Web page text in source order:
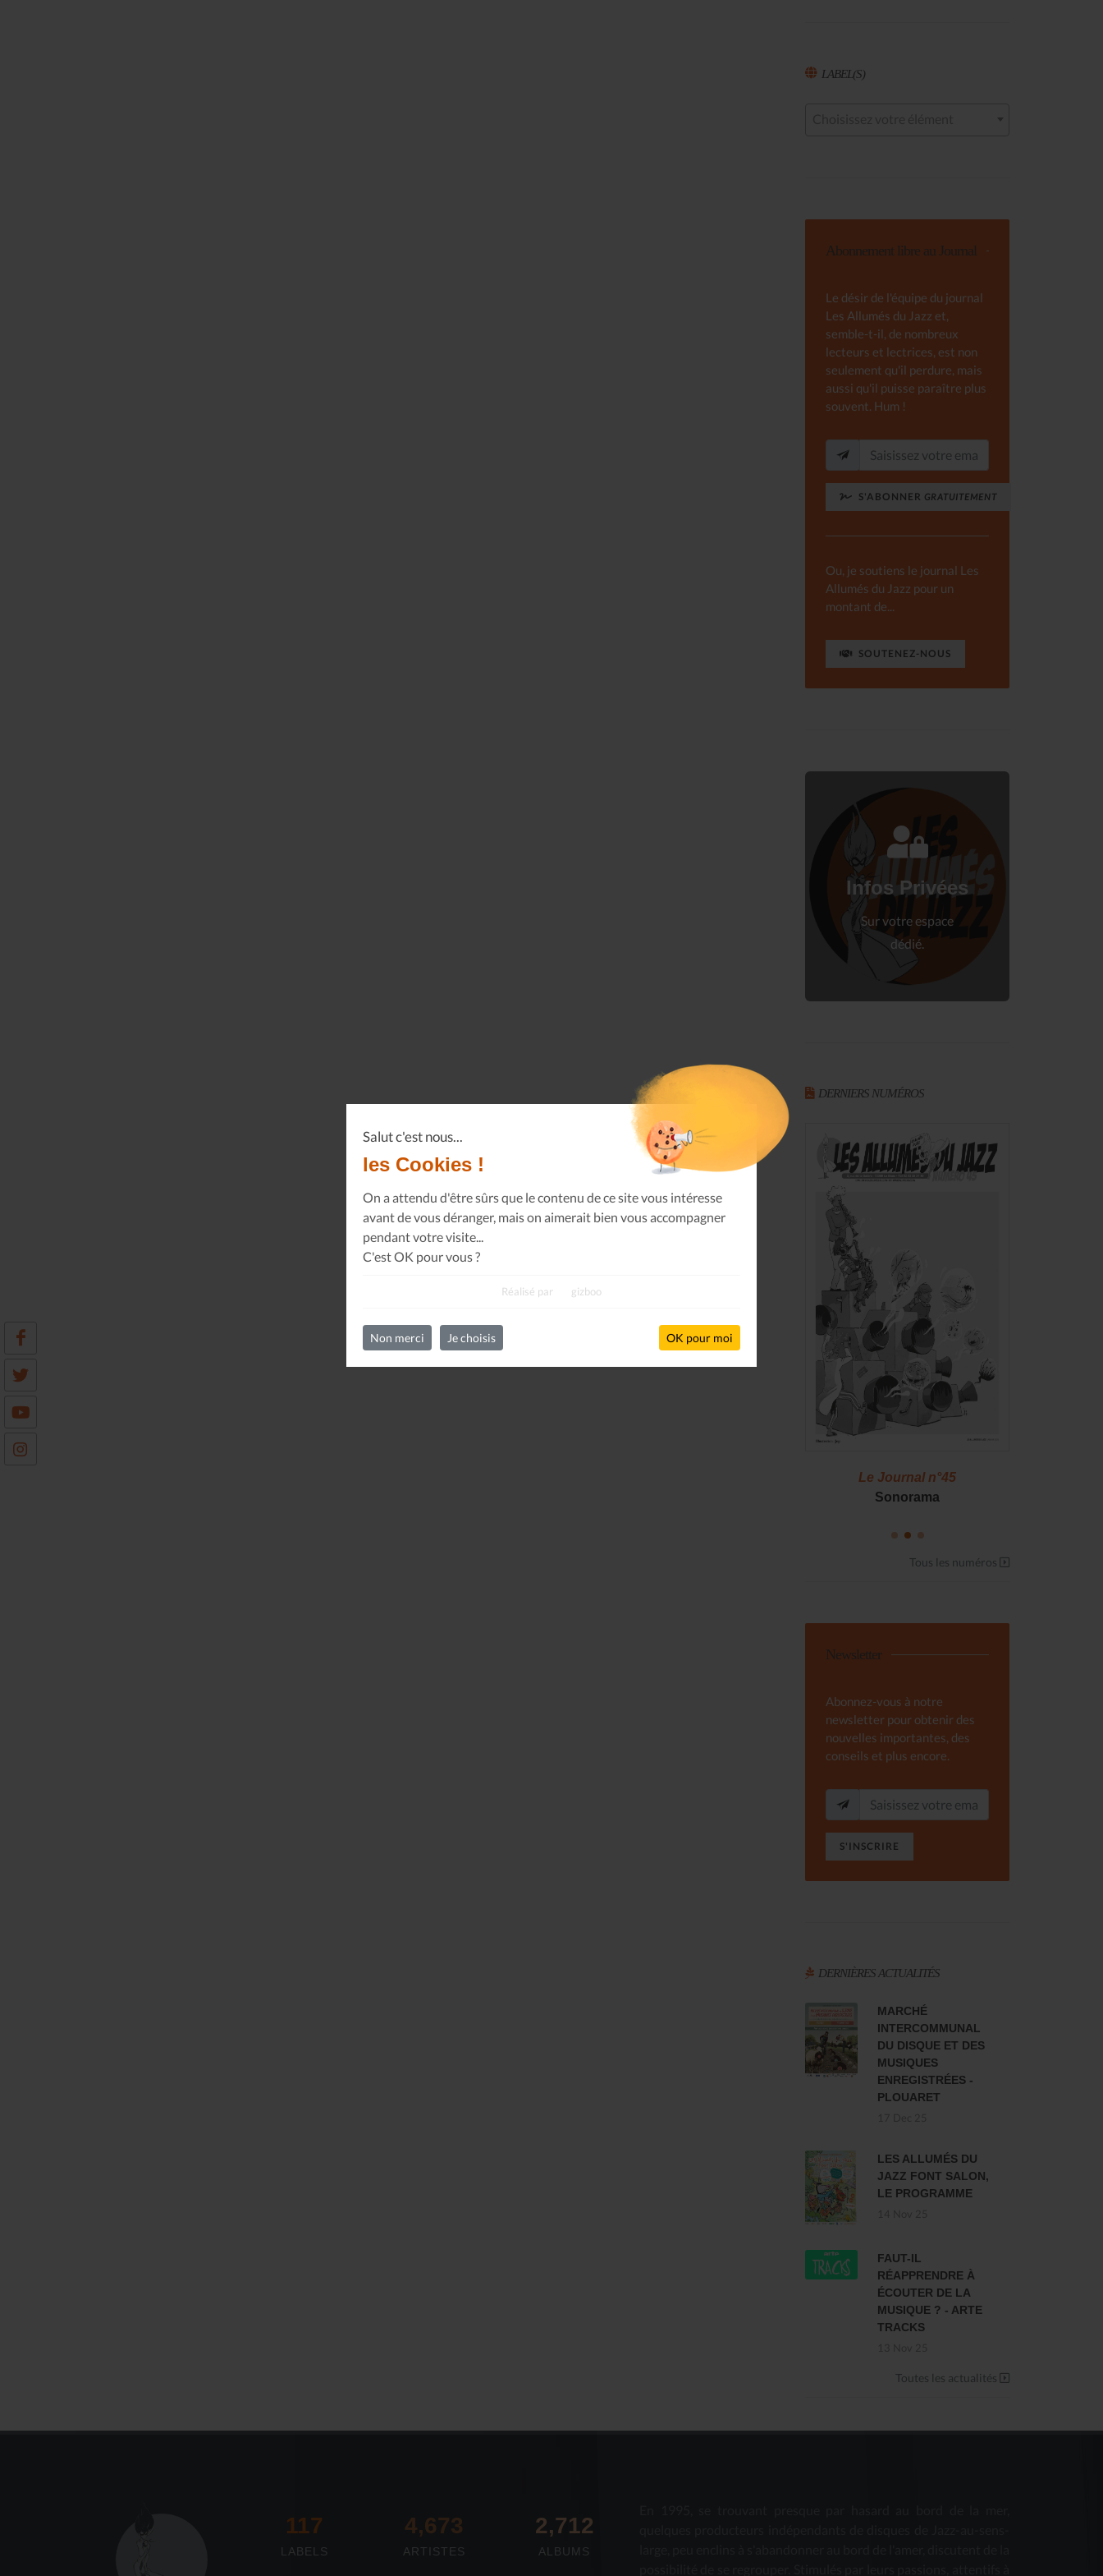
Salut c'est nous...
les Cookies !
On a attendu d'être sûrs que le contenu de ce site vous intéresse
avant de vous déranger, mais on aimerait bien vous accompagner
pendant votre visite...
C'est OK pour vous ?
Réalisé par gizboo
Non merci Je choisis OK pour moi
LABEL(S)
Abonnement libre au Journal
Le désir de l'équipe du journal
Les Allumés du Jazz et,
semble-t-il, de nombreux
lecteurs et lectrices, est non
seulement qu'il perdure, mais
aussi qu'il puisse paraître plus
souvent. Hum !
S'ABONNER GRATUITEMENT
Ou, je soutiens le journal Les
Allumés du Jazz pour un
montant de...
SOUTENEZ-NOUS
Infos Privées
Sur votre espace
dédié.
Connectez-vous
à votre espace privé.
DERNIERS NUMÉROS
Le Journal n°45
Sonorama
Tous les numéros
Newsletter
Abonnez-vous à notre
newsletter pour obtenir des
nouvelles importantes, des
conseils et plus encore.
S'INSCRIRE
DERNIÈRES ACTUALITÉS
MARCHÉ
INTERCOMMUNAL
DU DISQUE ET DES
MUSIQUES
ENREGISTRÉES -
PLOUARET
LES ALLUMÉS DU
JAZZ FONT SALON,
LE PROGRAMME
FAUT-IL
RÉAPPRENDRE À
ÉCOUTER DE LA
MUSIQUE ? - ARTE
TRACKS
Toutes les actualités
117
LABELS
4,673
ARTISTES
2,712
ALBUMS